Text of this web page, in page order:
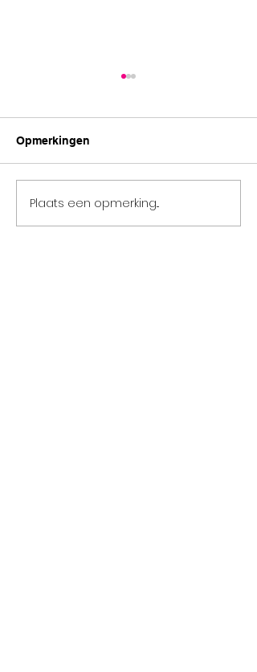
Summerworkshops ☀️
Opmerkingen
Plaats een opmerking...